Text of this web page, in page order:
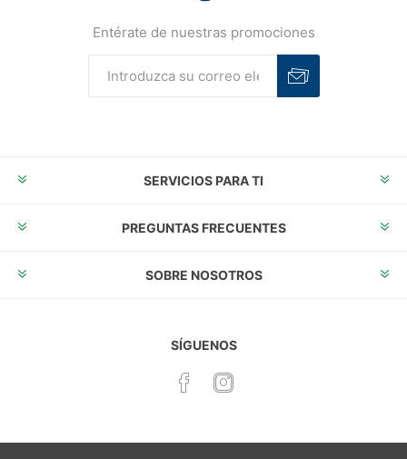
Entérate de nuestras promociones
SERVICIOS PARA TI
PREGUNTAS FRECUENTES
SOBRE NOSOTROS
SÍGUENOS